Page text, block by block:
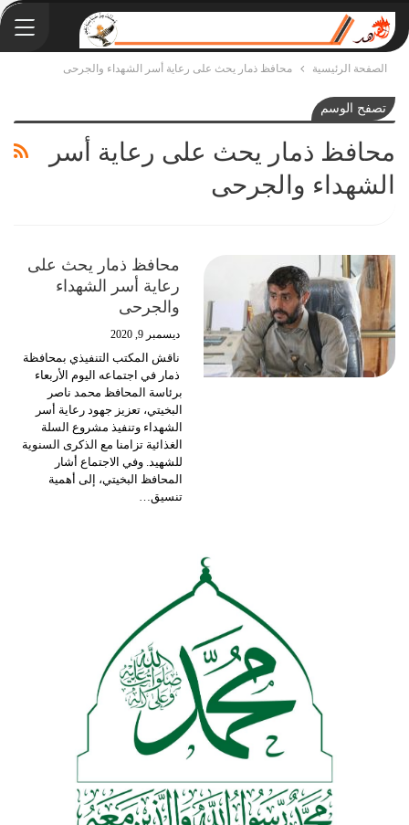
الصفحة الرئيسية محافظ ذمار يحث على رعاية أسر الشهداء والجرحى
تصفح الوسم
محافظ ذمار يحث على رعاية أسر
الشهداء والجرحى
محافظ ذمار يحث على
رعاية أسر الشهداء
والجرحى
ديسمبر 9, 2020
ناقش المكتب التنفيذي بمحافظة
ذمار في اجتماعه اليوم الأربعاء
برئاسة المحافظ محمد ناصر
البخيتي، تعزيز جهود رعاية أسر
الشهداء وتنفيذ مشروع السلة
الغذائية تزامنا مع الذكرى السنوية
للشهيد. وفي الاجتماع أشار
المحافظ البخيتي، إلى أهمية
تنسيق…